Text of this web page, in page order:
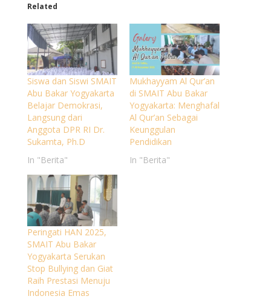
Related
Siswa dan Siswi SMAIT
Abu Bakar Yogyakarta
Belajar Demokrasi,
Langsung dari
Anggota DPR RI Dr.
Sukamta, Ph.D
In "Berita"
Mukhayyam Al Qur’an
di SMAIT Abu Bakar
Yogyakarta: Menghafal
Al Qur’an Sebagai
Keunggulan
Pendidikan
In "Berita"
Peringati HAN 2025,
SMAIT Abu Bakar
Yogyakarta Serukan
Stop Bullying dan Giat
Raih Prestasi Menuju
Indonesia Emas